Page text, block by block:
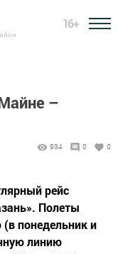
16+
–
934 0 0
рейс
Полеты
понедельник и
линию